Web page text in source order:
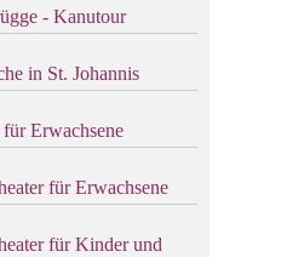
- Kanutour
in St. Johannis
Erwachsene
für Erwachsene
für Kinder und